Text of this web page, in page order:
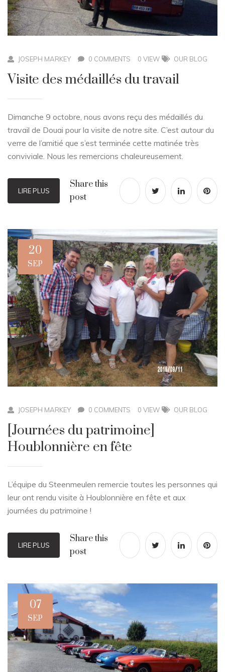
JOSEPH MARKEY 0 COMMENTS 0 VIEW OUR BLOG
Visite des médaillés du travail
Dimanche 9 octobre, nous avons reçu des médaillés du
travail de Douai pour la visite de notre site. C’est autour du
verre de l’amitié que s’est terminée cette matinée très
conviviale. Nous les remercions chaleureusement.
LIRE PLUS
Share this
post
20
SEP
JOSEPH MARKEY 0 COMMENTS 0 VIEW OUR BLOG
[Journées du patrimoine]
Houblonnière en fête
L’équipe du Steenmeulen remercie toutes les personnes qui
leur ont rendu visite à Houblonnière en fête et aux
journées du patrimoine !
LIRE PLUS
Share this
post
07
SEP